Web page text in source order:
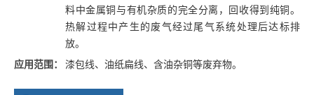
料中金属铜与有机杂质的完全分离，回收得到纯铜。
热解过程中产生的废气经过尾气系统处理后达标排
放。
应用范围：
漆包线、油纸扁线、含油杂铜等废弃物。